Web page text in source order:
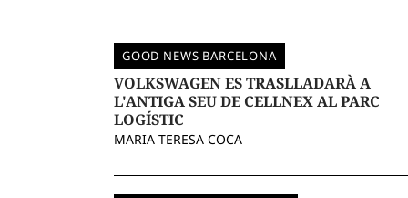
GOOD NEWS BARCELONA
VOLKSWAGEN ES TRASLLADARÀ A
L'ANTIGA SEU DE CELLNEX AL PARC
LOGÍSTIC
MARIA TERESA COCA